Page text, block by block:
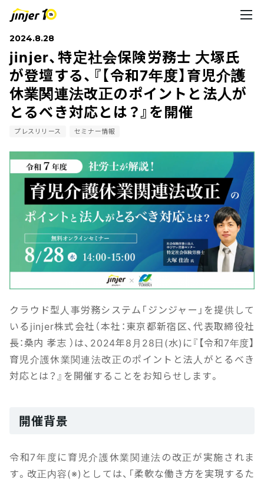
2024.8.28
jinjer、特定社会保険労務士 大塚氏
が登壇する、『【令和7年度】育児介護
休業関連法改正のポイントと法人が
とるべき対応とは？』を開催
プレスリリース セミナー情報
クラウド型人事労務システム「ジンジャー」を提供して
いるjinjer株式会社（本社：東京都新宿区、代表取締役社
長：桑内 孝志 ）は、2024年8月28日(水)に『【令和7年度】
育児介護休業関連法改正のポイントと法人がとるべき
対応とは？』を開催することをお知らせします。
開催背景
令和7年度に育児介護休業関連法の改正が実施されま
す。改正内容(※)としては、「柔軟な働き方を実現するた